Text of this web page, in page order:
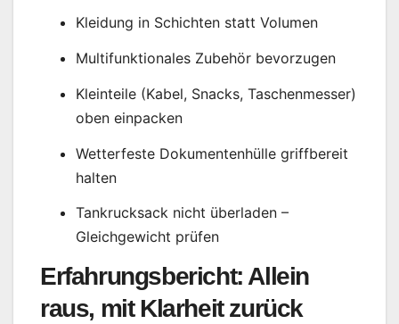
Kleidung in Schichten statt Volumen
Multifunktionales Zubehör bevorzugen
Kleinteile (Kabel, Snacks, Taschenmesser)
oben einpacken
Wetterfeste Dokumentenhülle griffbereit
halten
Tankrucksack nicht überladen –
Gleichgewicht prüfen
Erfahrungsbericht: Allein
raus, mit Klarheit zurück